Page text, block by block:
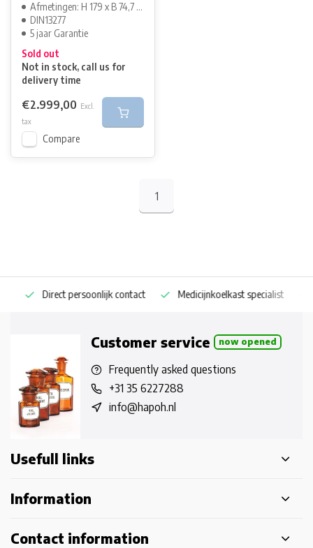
Afmetingen: H 179 x B 74,7 cm
DIN13277
5 jaar Garantie
Sold out
Not in stock, call us for
delivery time
€2.999,00 Excl.
tax
Compare
1
Direct persoonlijk contact Medicijnkoelkast specialist
Customer service now opened
Frequently asked questions
+31 35 6227288
info@hapoh.nl
Usefull links
Information
Contact information